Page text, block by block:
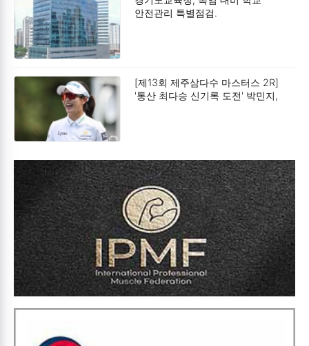
안전관리 특별점검.
[제13회 제주삼다수 마스터스 2R]
'통산 최다승 신기록 도전' 박민지,